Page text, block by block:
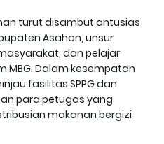
turut disambut antusias
Asahan, unsur
dan pelajar
Dalam kesempatan
fasilitas SPPG dan
para petugas yang
makanan bergizi